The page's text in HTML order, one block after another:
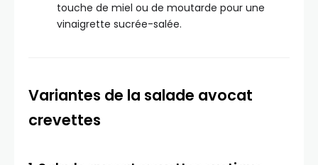
touche de miel ou de moutarde pour une
vinaigrette sucrée-salée.
Variantes de la salade avocat
crevettes